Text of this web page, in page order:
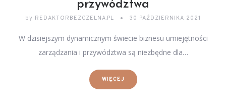
przywództwa
by REDAKTORBEZCZELNA.PL 30 PAŹDZIERNIKA 2021
W dzisiejszym dynamicznym świecie biznesu umiejętności
zarządzania i przywództwa są niezbędne dla…
WIĘCEJ